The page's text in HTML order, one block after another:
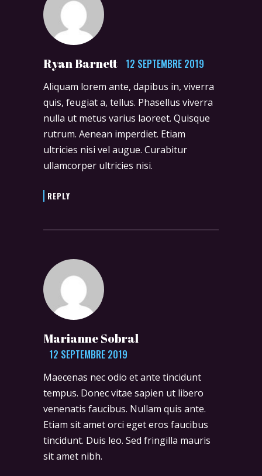
Ryan Barnett 12 SEPTEMBRE 2019
Aliquam lorem ante, dapibus in, viverra
quis, feugiat a, tellus. Phasellus viverra
nulla ut metus varius laoreet. Quisque
rutrum. Aenean imperdiet. Etiam
ultricies nisi vel augue. Curabitur
ullamcorper ultricies nisi.
REPLY
Marianne Sobral
12 SEPTEMBRE 2019
Maecenas nec odio et ante tincidunt
tempus. Donec vitae sapien ut libero
venenatis faucibus. Nullam quis ante.
Etiam sit amet orci eget eros faucibus
tincidunt. Duis leo. Sed fringilla mauris
sit amet nibh.